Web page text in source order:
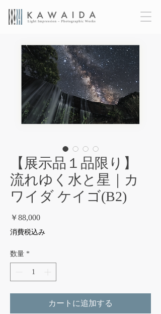
【展示品１品限り】
流れゆく水と星｜カ
ワイダ ケイゴ(B2)
￥88,000価
格
消費税込み
数量 *
カートに追加する